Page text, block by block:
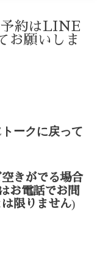
約はLINE
お願いしま
トークに戻って
きがでる場合
お電話でお問
限りません)